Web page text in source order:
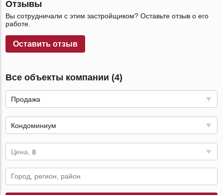
Отзывы
Вы сотрудничали с этим застройщиком? Оставьте отзыв о его
работе.
Оставить отзыв
Все объекты компании (4)
Продажа
Кондоминиум
Цена, ฿